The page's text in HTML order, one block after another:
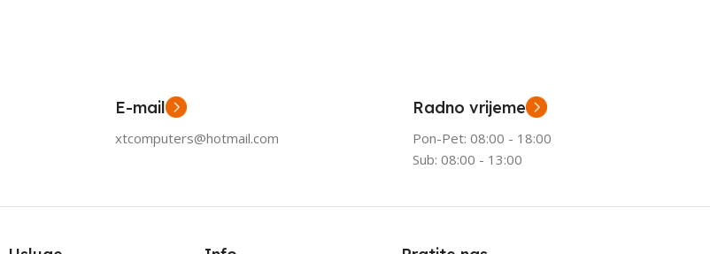
E-mail
xtcomputers@hotmail.com
Radno vrijeme
Pon-Pet: 08:00 - 18:00
Sub: 08:00 - 13:00